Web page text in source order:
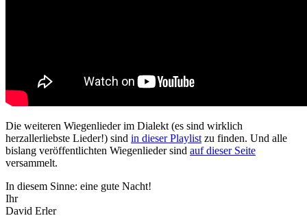
Die weiteren Wiegenlieder im Dialekt (es sind wirklich
herzallerliebste Lieder!) sind in dieser Playlist zu finden. Und alle
bislang veröffentlichten Wiegenlieder sind auf dieser Seite
versammelt.
In diesem Sinne: eine gute Nacht!
Ihr
David Erler